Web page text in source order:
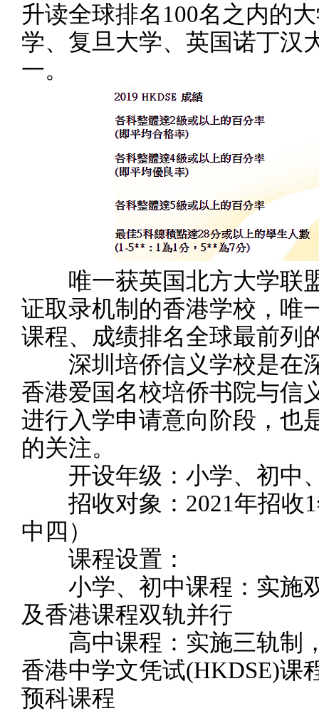
升读全球排名100名之内的
学、复旦大学、英国诺丁汉
一。
唯一获英国北方大学联
证取录机制的香港学校，唯
课程、成绩排名全球最前列
深圳培侨信义学校是在
香港爱国名校培侨书院与信
进行入学申请意向阶段，也
的关注。
开设年级：小学、初中
招收对象：2021年招收1
中四）
课程设置：
小学、初中课程：实施
及香港课程双轨并行
高中课程：实施三轨制
香港中学文凭试(HKDSE)课
预科课程